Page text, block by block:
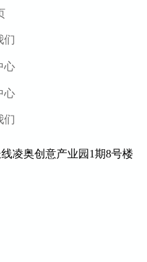
们
心
心
们
凌奥创意产业园1期8号楼